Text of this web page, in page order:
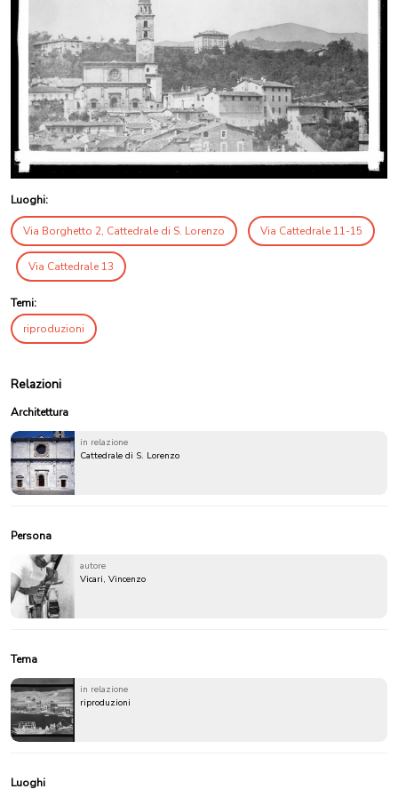
Luoghi:
Via Borghetto 2, Cattedrale di S. Lorenzo Via Cattedrale 11-15
Via Cattedrale 13
Temi:
riproduzioni
Relazioni
Architettura
in relazione
Cattedrale di S. Lorenzo
Persona
autore
Vicari, Vincenzo
Tema
in relazione
riproduzioni
Luoghi